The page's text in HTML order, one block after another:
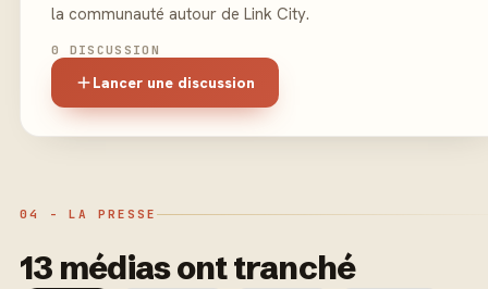
la communauté autour de Link City.
0 DISCUSSION
Lancer une discussion
04 - LA PRESSE
13 médias ont tranché